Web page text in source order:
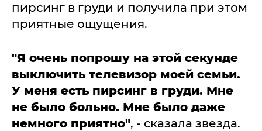
пирсинг в груди и получила при этом
приятные ощущения.
"Я очень попрошу на этой секунде
выключить телевизор моей семьи.
У меня есть пирсинг в груди. Мне
не было больно. Мне было даже
немного приятно", - сказала звезда.